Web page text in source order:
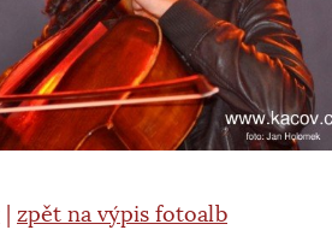
zpět na výpis fotoalb